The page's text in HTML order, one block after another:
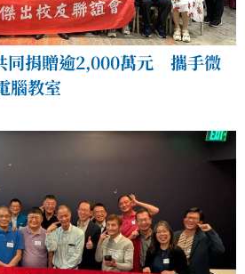
同捐贈逾2,000萬元 攜手微
腦教室